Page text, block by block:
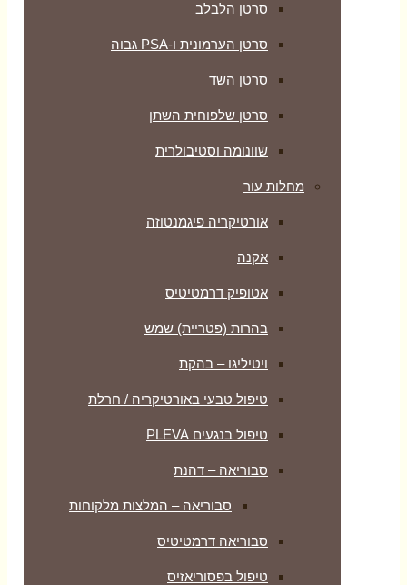
סרטן הלבלב
סרטן הערמונית ו-PSA גבוה
סרטן השד
סרטן שלפוחית השתן
שוונומה וסטיבולרית
מחלות עור
אורטיקריה פיגמנטוזה
אקנה
אטופיק דרמטיטיס
בהרות (פטריית) שמש
ויטיליגו – בהקת
טיפול טבעי באורטיקריה / חרלת
טיפול בנגעים PLEVA
סבוריאה – דהנת
סבוריאה – המלצות מלקוחות
סבוריאה דרמטיטיס
טיפול בפסוריאזיס